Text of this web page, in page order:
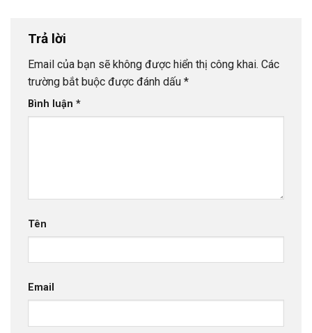
Trả lời
Email của bạn sẽ không được hiển thị công khai. Các
trường bắt buộc được đánh dấu *
Bình luận *
Tên
Email